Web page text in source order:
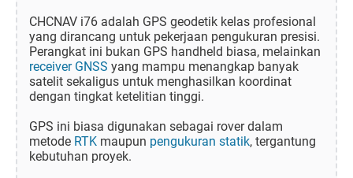
CHCNAV i76 adalah GPS geodetik kelas profesional
yang dirancang untuk pekerjaan pengukuran presisi.
Perangkat ini bukan GPS handheld biasa, melainkan
receiver GNSS yang mampu menangkap banyak
satelit sekaligus untuk menghasilkan koordinat
dengan tingkat ketelitian tinggi.
GPS ini biasa digunakan sebagai rover dalam
metode RTK maupun pengukuran statik, tergantung
kebutuhan proyek.